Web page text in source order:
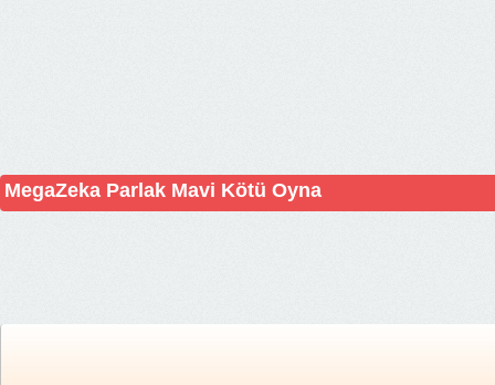
MegaZeka Parlak Mavi Kötü Oyna